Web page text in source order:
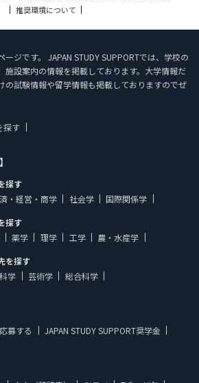
推奨環境について
ジです。 JAPAN STUDY SUPPORTでは、学校の
施設案内の情報を掲載しております。大学情報だ
の試験情報や留学情報も掲載しておりますのでぜ
探す
探す
・経営・商学 社会学
国際関係学
探す
薬学 理学 工学
農・水産学
を探す
学 芸術学 総合科学
募する JAPAN STUDY SUPPORT奨学金